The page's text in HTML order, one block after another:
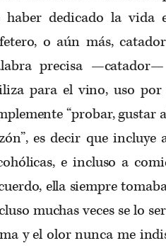
haber dedicado la vida
o aún más,
precisa
para el vino, uso
“probar, gustar
es decir que
e incluso a
ella siempre
muchas veces se lo
y el olor nunca me